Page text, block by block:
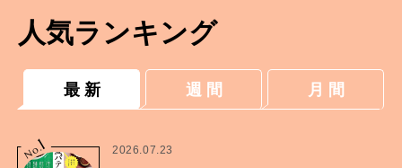
人気ランキング
最 新 週 間 月 間
No.
1 2026.07.23